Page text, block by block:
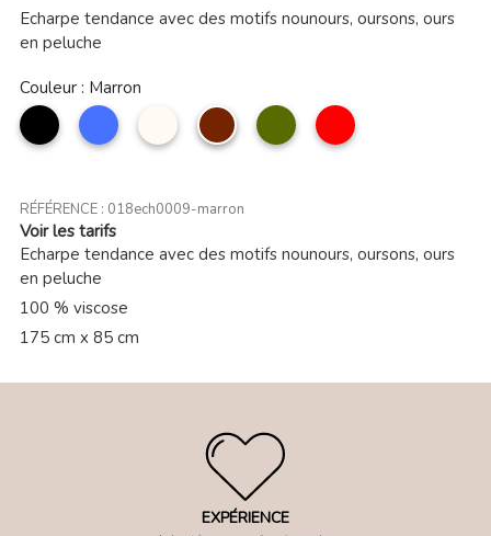
Echarpe tendance avec des motifs nounours, oursons, ours
en peluche
Couleur : Marron
noir Bleu Beige Marron kaki Rouge
RÉFÉRENCE : 018ech0009-marron
Voir les tarifs
Echarpe tendance avec des motifs nounours, oursons, ours
en peluche
100 % viscose
175 cm x 85 cm
EXPÉRIENCE